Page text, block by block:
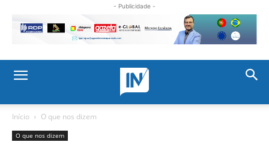
- Publicidade -
Início O que nos dizem
O que nos dizem